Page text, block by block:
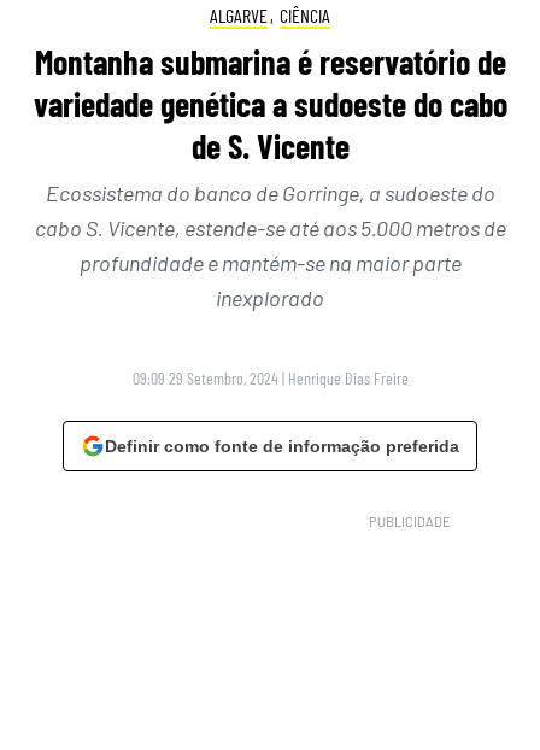
ALGARVE, CIÊNCIA
Montanha submarina é reservatório de
variedade genética a sudoeste do cabo
de S. Vicente
Ecossistema do banco de Gorringe, a sudoeste do
cabo S. Vicente, estende-se até aos 5.000 metros de
profundidade e mantém-se na maior parte
inexplorado
09:09 29 Setembro, 2024 | Henrique Dias Freire
Definir como fonte de informação preferida